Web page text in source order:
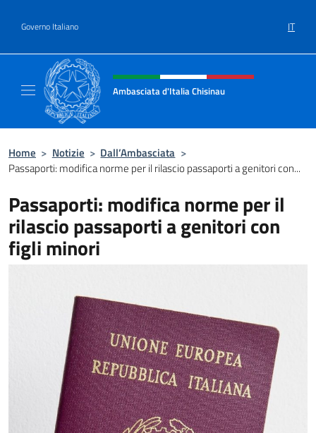
Governo Italiano IT
Intestazione sito, social e menù
Ambasciata d'Italia Chisinau
Home > Notizie > Dall’Ambasciata >
Passaporti: modifica norme per il rilascio passaporti a genitori con...
Passaporti: modifica norme per il
rilascio passaporti a genitori con
figli minori